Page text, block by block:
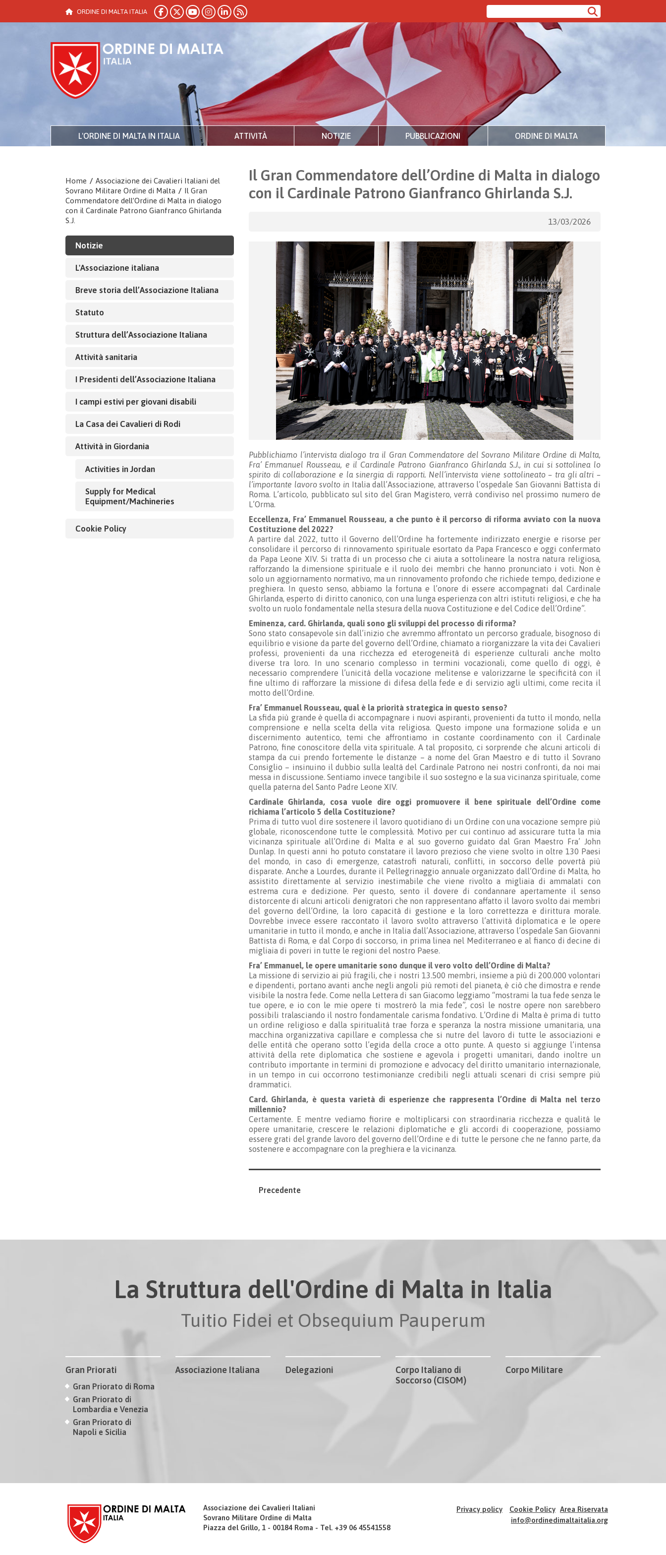
ORDINE DI MALTA ITALIA
L'ORDINE DI MALTA IN ITALIA ATTIVITÀ NOTIZIE PUBBLICAZIONI ORDINE DI MALTA
Home / Associazione dei Cavalieri Italiani del
Sovrano Militare Ordine di Malta / Il Gran
Commendatore dell’Ordine di Malta in dialogo
con il Cardinale Patrono Gianfranco Ghirlanda
S.J.
Notizie
L'Associazione italiana
Breve storia dell’Associazione Italiana
Statuto
Struttura dell’Associazione Italiana
Attività sanitaria
I Presidenti dell’Associazione Italiana
I campi estivi per giovani disabili
La Casa dei Cavalieri di Rodi
Attività in Giordania
Activities in Jordan
Supply for Medical
Equipment/Machineries
Cookie Policy
Il Gran Commendatore dell’Ordine di Malta in dialogo
con il Cardinale Patrono Gianfranco Ghirlanda S.J.
13/03/2026
Pubblichiamo l’intervista dialogo tra il Gran Commendatore del Sovrano Militare Ordine di Malta,
Fra’ Emmanuel Rousseau, e il Cardinale Patrono Gianfranco Ghirlanda S.J., in cui si sottolinea lo
spirito di collaborazione e la sinergia di rapporti. Nell’intervista viene sottolineato – tra gli altri –
l’importante lavoro svolto in Italia dall’Associazione, attraverso l’ospedale San Giovanni Battista di
Roma. L’articolo, pubblicato sul sito del Gran Magistero, verrà condiviso nel prossimo numero de
L’Orma.
Eccellenza, Fra’ Emmanuel Rousseau, a che punto è il percorso di riforma avviato con la nuova
Costituzione del 2022?
A partire dal 2022, tutto il Governo dell’Ordine ha fortemente indirizzato energie e risorse per
consolidare il percorso di rinnovamento spirituale esortato da Papa Francesco e oggi confermato
da Papa Leone XIV. Si tratta di un processo che ci aiuta a sottolineare la nostra natura religiosa,
rafforzando la dimensione spirituale e il ruolo dei membri che hanno pronunciato i voti. Non è
solo un aggiornamento normativo, ma un rinnovamento profondo che richiede tempo, dedizione e
preghiera. In questo senso, abbiamo la fortuna e l’onore di essere accompagnati dal Cardinale
Ghirlanda, esperto di diritto canonico, con una lunga esperienza con altri istituti religiosi, e che ha
svolto un ruolo fondamentale nella stesura della nuova Costituzione e del Codice dell’Ordine”.
Eminenza, card. Ghirlanda, quali sono gli sviluppi del processo di riforma?
Sono stato consapevole sin dall’inizio che avremmo affrontato un percorso graduale, bisognoso di
equilibrio e visione da parte del governo dell’Ordine, chiamato a riorganizzare la vita dei Cavalieri
professi, provenienti da una ricchezza ed eterogeneità di esperienze culturali anche molto
diverse tra loro. In uno scenario complesso in termini vocazionali, come quello di oggi, è
necessario comprendere l’unicità della vocazione melitense e valorizzarne le specificità con il
fine ultimo di rafforzare la missione di difesa della fede e di servizio agli ultimi, come recita il
motto dell’Ordine.
Fra’ Emmanuel Rousseau, qual è la priorità strategica in questo senso?
La sfida più grande è quella di accompagnare i nuovi aspiranti, provenienti da tutto il mondo, nella
comprensione e nella scelta della vita religiosa. Questo impone una formazione solida e un
discernimento autentico, temi che affrontiamo in costante coordinamento con il Cardinale
Patrono, fine conoscitore della vita spirituale. A tal proposito, ci sorprende che alcuni articoli di
stampa da cui prendo fortemente le distanze – a nome del Gran Maestro e di tutto il Sovrano
Consiglio – insinuino il dubbio sulla lealtà del Cardinale Patrono nei nostri confronti, da noi mai
messa in discussione. Sentiamo invece tangibile il suo sostegno e la sua vicinanza spirituale, come
quella paterna del Santo Padre Leone XIV.
Cardinale Ghirlanda, cosa vuole dire oggi promuovere il bene spirituale dell’Ordine come
richiama l’articolo 5 della Costituzione?
Prima di tutto vuol dire sostenere il lavoro quotidiano di un Ordine con una vocazione sempre più
globale, riconoscendone tutte le complessità. Motivo per cui continuo ad assicurare tutta la mia
vicinanza spirituale all’Ordine di Malta e al suo governo guidato dal Gran Maestro Fra’ John
Dunlap. In questi anni ho potuto constatare il lavoro prezioso che viene svolto in oltre 130 Paesi
del mondo, in caso di emergenze, catastrofi naturali, conflitti, in soccorso delle povertà più
disparate. Anche a Lourdes, durante il Pellegrinaggio annuale organizzato dall’Ordine di Malta, ho
assistito direttamente al servizio inestimabile che viene rivolto a migliaia di ammalati con
estrema cura e dedizione. Per questo, sento il dovere di condannare apertamente il senso
distorcente di alcuni articoli denigratori che non rappresentano affatto il lavoro svolto dai membri
del governo dell’Ordine, la loro capacità di gestione e la loro correttezza e dirittura morale.
Dovrebbe invece essere raccontato il lavoro svolto attraverso l’attività diplomatica e le opere
umanitarie in tutto il mondo, e anche in Italia dall’Associazione, attraverso l’ospedale San Giovanni
Battista di Roma, e dal Corpo di soccorso, in prima linea nel Mediterraneo e al fianco di decine di
migliaia di poveri in tutte le regioni del nostro Paese.
Fra’ Emmanuel, le opere umanitarie sono dunque il vero volto dell’Ordine di Malta?
La missione di servizio ai più fragili, che i nostri 13.500 membri, insieme a più di 200.000 volontari
e dipendenti, portano avanti anche negli angoli più remoti del pianeta, è ciò che dimostra e rende
visibile la nostra fede. Come nella Lettera di san Giacomo leggiamo “mostrami la tua fede senza le
tue opere, e io con le mie opere ti mostrerò la mia fede”, così le nostre opere non sarebbero
possibili tralasciando il nostro fondamentale carisma fondativo. L’Ordine di Malta è prima di tutto
un ordine religioso e dalla spiritualità trae forza e speranza la nostra missione umanitaria, una
macchina organizzativa capillare e complessa che si nutre del lavoro di tutte le associazioni e
delle entità che operano sotto l’egida della croce a otto punte. A questo si aggiunge l’intensa
attività della rete diplomatica che sostiene e agevola i progetti umanitari, dando inoltre un
contributo importante in termini di promozione e advocacy del diritto umanitario internazionale,
in un tempo in cui occorrono testimonianze credibili negli attuali scenari di crisi sempre più
drammatici.
Card. Ghirlanda, è questa varietà di esperienze che rappresenta l’Ordine di Malta nel terzo
millennio?
Certamente. E mentre vediamo fiorire e moltiplicarsi con straordinaria ricchezza e qualità le
opere umanitarie, crescere le relazioni diplomatiche e gli accordi di cooperazione, possiamo
essere grati del grande lavoro del governo dell’Ordine e di tutte le persone che ne fanno parte, da
sostenere e accompagnare con la preghiera e la vicinanza.
Precedente
La Struttura dell'Ordine di Malta in Italia
Tuitio Fidei et Obsequium Pauperum
Gran Priorati
Gran Priorato di Roma
Gran Priorato di
Lombardia e Venezia
Gran Priorato di
Napoli e Sicilia
Associazione Italiana Delegazioni
Corpo Italiano di
Soccorso (CISOM)
Corpo Militare
Associazione dei Cavalieri Italiani
Sovrano Militare Ordine di Malta
Piazza del Grillo, 1 - 00184 Roma - Tel. +39 06 45541558
Privacy policy Cookie Policy Area Riservata
info@ordinedimaltaitalia.org